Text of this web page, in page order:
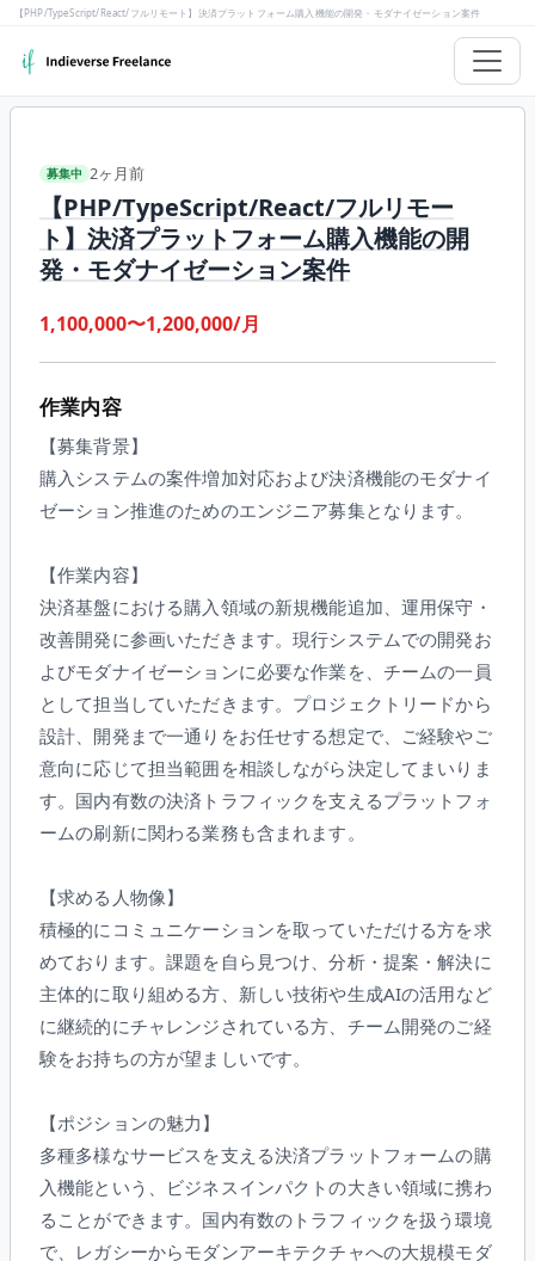
【PHP/TypeScript/React/フルリモート】決済プラットフォーム購入機能の開発・モダナイゼーション案件
募集中 2ヶ月前
【PHP/TypeScript/React/フルリモー
ト】決済プラットフォーム購入機能の開
発・モダナイゼーション案件
1,100,000〜1,200,000/月
作業内容
【募集背景】
購入システムの案件増加対応および決済機能のモダナイ
ゼーション推進のためのエンジニア募集となります。
【作業内容】
決済基盤における購入領域の新規機能追加、運用保守・
改善開発に参画いただきます。現行システムでの開発お
よびモダナイゼーションに必要な作業を、チームの一員
として担当していただきます。プロジェクトリードから
設計、開発まで一通りをお任せする想定で、ご経験やご
意向に応じて担当範囲を相談しながら決定してまいりま
す。国内有数の決済トラフィックを支えるプラットフォ
ームの刷新に関わる業務も含まれます。
【求める人物像】
積極的にコミュニケーションを取っていただける方を求
めております。課題を自ら見つけ、分析・提案・解決に
主体的に取り組める方、新しい技術や生成AIの活用など
に継続的にチャレンジされている方、チーム開発のご経
験をお持ちの方が望ましいです。
【ポジションの魅力】
多種多様なサービスを支える決済プラットフォームの購
入機能という、ビジネスインパクトの大きい領域に携わ
ることができます。国内有数のトラフィックを扱う環境
で、レガシーからモダンアーキテクチャへの大規模モダ